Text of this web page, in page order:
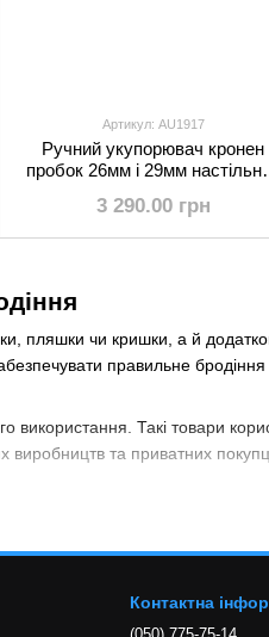
пляшки чи кришки, а й
правильне
використання. Такі товари
виробництв та приватних
тому стабільним попитом
або інші необхідні дані.
Артикул: AU1917
Ручний укупорювач кронен
пробок 26мм і 29мм
3 290.00 грн
Контактна